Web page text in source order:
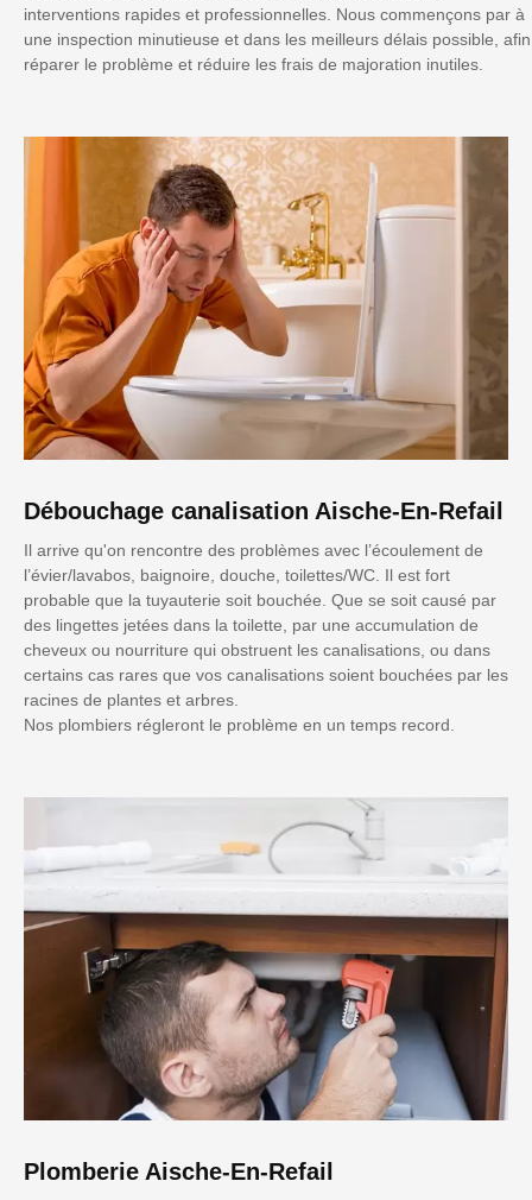
interventions rapides et professionnelles. Nous commençons par à
une inspection minutieuse et dans les meilleurs délais possible, afin
réparer le problème et réduire les frais de majoration inutiles.
Débouchage canalisation Aische-En-Refail
Il arrive qu'on rencontre des problèmes avec l’écoulement de
l’évier/lavabos, baignoire, douche, toilettes/WC. Il est fort
probable que la tuyauterie soit bouchée. Que se soit causé par
des lingettes jetées dans la toilette, par une accumulation de
cheveux ou nourriture qui obstruent les canalisations, ou dans
certains cas rares que vos canalisations soient bouchées par les
racines de plantes et arbres.
Nos plombiers régleront le problème en un temps record.
Plomberie Aische-En-Refail